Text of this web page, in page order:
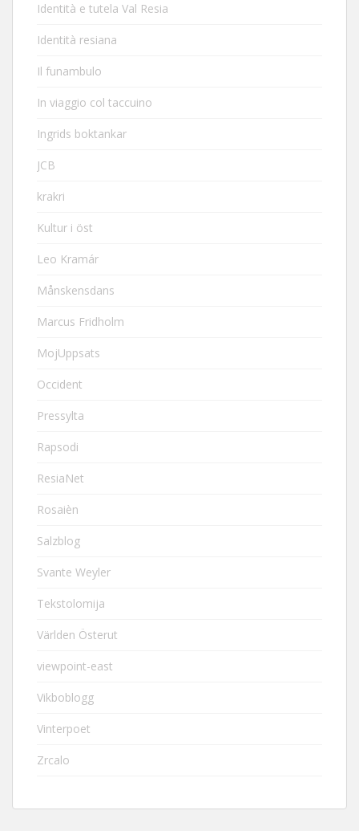
Identità e tutela Val Resia
Identità resiana
Il funambulo
In viaggio col taccuino
Ingrids boktankar
JCB
krakri
Kultur i öst
Leo Kramár
Månskensdans
Marcus Fridholm
MojUppsats
Occident
Pressylta
Rapsodi
ResiaNet
Rosaièn
Salzblog
Svante Weyler
Tekstolomija
Världen Österut
viewpoint-east
Vikboblogg
Vinterpoet
Zrcalo